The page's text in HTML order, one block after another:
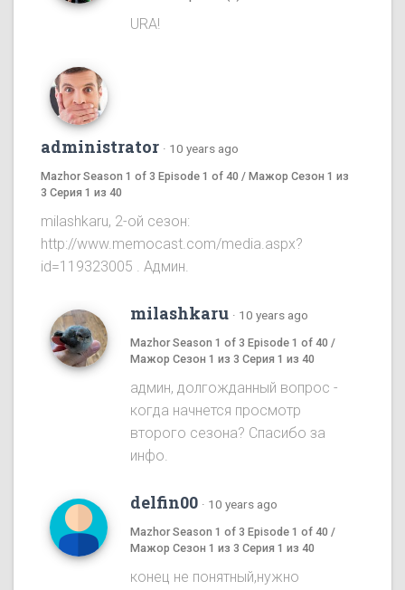
URA!
administrator · 10 years ago
Mazhor Season 1 of 3 Episode 1 of 40 / Мажор Сезон 1 из
3 Серия 1 из 40
milashkaru, 2-ой сезон:
http://www.memocast.com/media.aspx?
id=119323005 . Админ.
milashkaru · 10 years ago
Mazhor Season 1 of 3 Episode 1 of 40 /
Мажор Сезон 1 из 3 Серия 1 из 40
админ, долгожданный вопрос -
когда начнется просмотр
второго сезона? Спасибо за
инфо.
delfin00 · 10 years ago
Mazhor Season 1 of 3 Episode 1 of 40 /
Мажор Сезон 1 из 3 Серия 1 из 40
конец не понятный,нужно